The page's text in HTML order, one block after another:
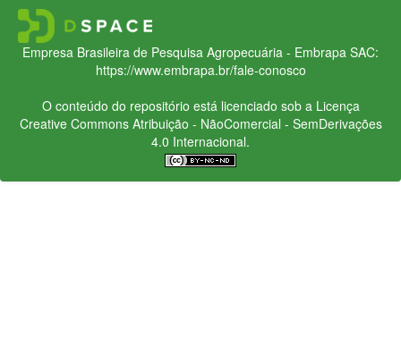
Empresa Brasileira de Pesquisa Agropecuária - Embrapa SAC:
https://www.embrapa.br/fale-conosco
O conteúdo do repositório está licenciado sob a Licença
Creative CommonsAtribuição - NãoComercial - SemDerivações
4.0 Internacional.